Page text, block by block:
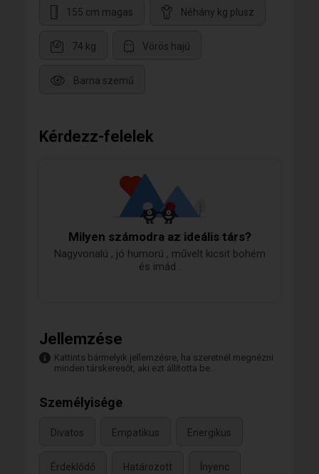
155 cm magas Néhány kg plusz
74 kg Vörös hajú
Barna szemű
Kérdezz-felelek
Milyen számodra az ideális társ?
Nagyvonalú , jó humorú , művelt kicsit bohém
és imád .
Jellemzése
Kattints bármelyik jellemzésre, ha szeretnél megnézni
minden társkeresőt, aki ezt állította be.
Személyisége
Divatos Empatikus Energikus
Érdeklődő Határozott Ínyenc